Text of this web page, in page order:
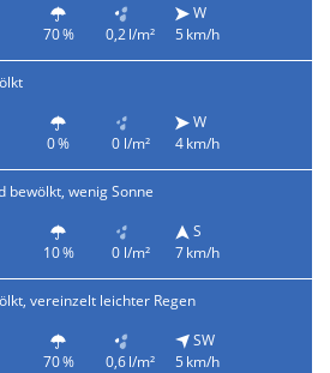
70 % 0,2 l/m²
W
5 km/h
0 % 0 l/m²
W
4 km/h
bewölkt, wenig Sonne
10 % 0 l/m²
S
7 km/h
vereinzelt leichter Regen
70 % 0,6 l/m²
SW
5 km/h